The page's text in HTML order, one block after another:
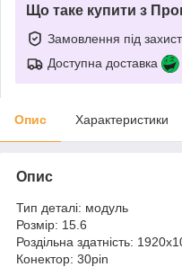
Що таке купити з
Замовлення під
Доступна доставка
Опис Характеристики
Опис
Тип деталі: модуль
Розмір: 15.6
Роздільна здатність:
Конектор: 30pin